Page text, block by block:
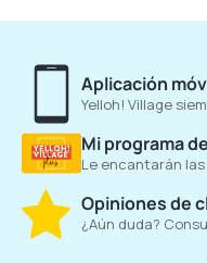
Aplicación
Yelloh! Village
Mi programa
Le encantarán
Opiniones de
¿Aún duda?